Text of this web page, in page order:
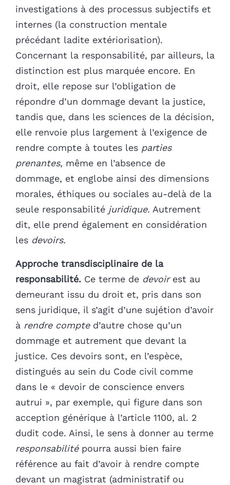
investigations à des processus subjectifs et
internes (la construction mentale
précédant ladite extériorisation).
Concernant la responsabilité, par ailleurs, la
distinction est plus marquée encore. En
droit, elle repose sur l’obligation de
répondre d’un dommage devant la justice,
tandis que, dans les sciences de la décision,
elle renvoie plus largement à l’exigence de
rendre compte à toutes les parties
prenantes, même en l’absence de
dommage, et englobe ainsi des dimensions
morales, éthiques ou sociales au-delà de la
seule responsabilité juridique. Autrement
dit, elle prend également en considération
les devoirs.
Approche transdisciplinaire de la
responsabilité. Ce terme de devoirest au
demeurant issu du droit et, pris dans son
sens juridique, il s’agit d’une sujétion d’avoir
à rendre compted’autre chose qu’un
dommage et autrement que devant la
justice. Ces devoirs sont, en l’espèce,
distingués au sein du Code civil comme
dans le « devoir de conscience envers
autrui », par exemple, qui figure dans son
acception générique à l’article 1100, al. 2
dudit code. Ainsi, le sens à donner au terme
responsabilitépourra aussi bien faire
référence au fait d’avoir à rendre compte
devant un magistrat (administratif ou